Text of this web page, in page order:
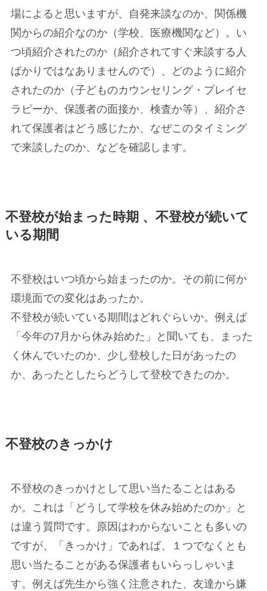
場によると思いますが、自発来談なのか、関係機
関からの紹介なのか（学校、医療機関など）。い
つ頃紹介されたのか（紹介されてすぐ来談する人
ばかりではなありませんので）、どのように紹介
されたのか（子どものカウンセリング・プレイセ
ラピーか、保護者の面接か、検査か等）、紹介さ
れて保護者はどう感じたか、なぜこのタイミング
で来談したのか、などを確認します。
不登校が始まった時期 、不登校が続いて
いる期間
不登校はいつ頃から始まったのか。その前に何か
環境面での変化はあったか。
不登校が続いている期間はどれぐらいか。例えば
「今年の7月から休み始めた」と聞いても、まった
く休んでいたのか、少し登校した日があったの
か、あったとしたらどうして登校できたのか。
不登校のきっかけ
不登校のきっかけとして思い当たることはある
か。これは「どうして学校を休み始めたのか」と
は違う質問です。原因はわからないことも多いの
ですが、「きっかけ」であれば、１つでなくとも
思い当たることがある保護者もいらっしゃいま
す。例えば先生から強く注意された、友達から嫌